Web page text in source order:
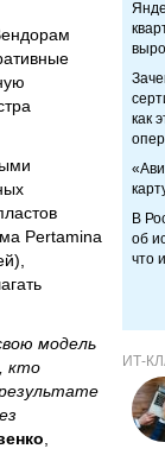
Pertamina
модель
кто
как
В
об
что
ИТ-